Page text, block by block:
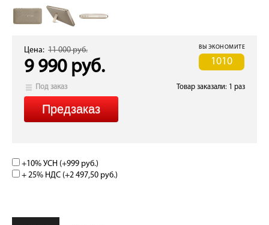
Цена: 11 000 руб. ВЫ ЭКОНОМИТЕ
1010
9 990 руб.
Под заказ Товар заказали: 1 раз
+10% УСН (+999 руб.)
+ 25% НДС (+2 497,50 руб.)